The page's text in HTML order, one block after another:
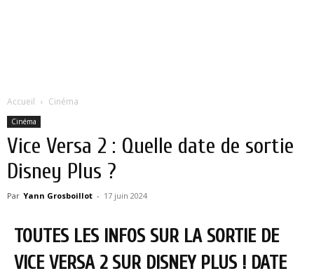
Accueil Cinéma
Cinéma
Vice Versa 2 : Quelle date de sortie
Disney Plus ?
Par Yann Grosboillot - 17 juin 2024
TOUTES LES INFOS SUR LA SORTIE DE
VICE VERSA 2 SUR DISNEY PLUS ! DATE